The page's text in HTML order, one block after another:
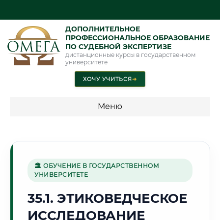
ДОПОЛНИТЕЛЬНОЕ
ПРОФЕССИОНАЛЬНОЕ ОБРАЗОВАНИЕ
ПО СУДЕБНОЙ ЭКСПЕРТИЗЕ
дистанционные курсы в государственном
университете
ХОЧУ УЧИТЬСЯ➜
Меню
специальности"
Стоимость по программам обучения "Судебная экспертиза"
Стоимость по программам обучения "Экспертиза"
🏛 ОБУЧЕНИЕ В ГОСУДАРСТВЕННОМ
УНИВЕРСИТЕТЕ
35.1. ЭТИКОВЕДЧЕСКОЕ
ИССЛЕДОВАНИЕ